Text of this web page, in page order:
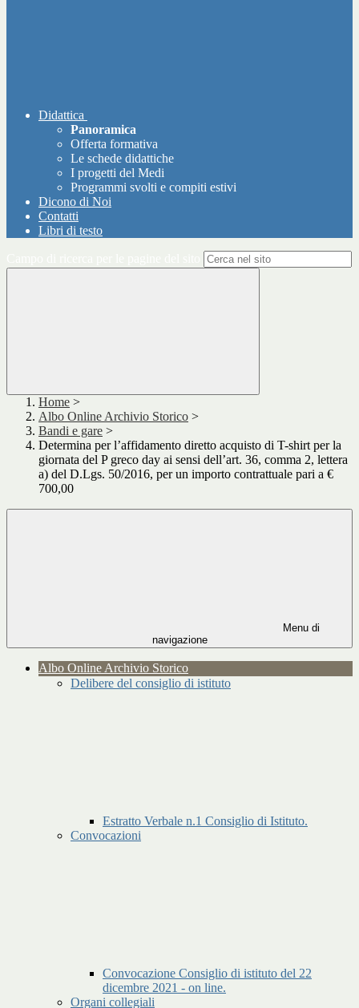
Didattica
Panoramica
Offerta formativa
Le schede didattiche
I progetti del Medi
Programmi svolti e compiti estivi
Dicono di Noi
Contatti
Libri di testo
Home >
Albo Online Archivio Storico >
Bandi e gare >
Determina per l’affidamento diretto acquisto di T-shirt per la
giornata del P greco day ai sensi dell’art. 36, comma 2, lettera
a) del D.Lgs. 50/2016, per un importo contrattuale pari a €
700,00
Menu di
navigazione
Albo Online Archivio Storico
Delibere del consiglio di istituto
Estratto Verbale n.1 Consiglio di Istituto.
Convocazioni
Convocazione Consiglio di istituto del 22
dicembre 2021 - on line.
Organi collegiali